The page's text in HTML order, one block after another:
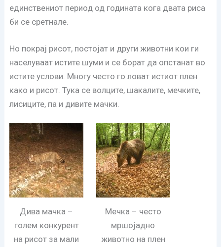
единствениот период од годината кога двата риса
би се сретнале.
Но покрај рисот, постојат и други животни кои ги
населуваат истите шуми и се борат да опстанат во
истите услови. Многу често го ловат истиот плен
како и рисот. Тука се волците, шакалите, мечките,
лисиците, па и дивите мачки.
Дива мачка –
голем конкурент
на рисот за мали
Мечка – често
мршојадно
животно на плен